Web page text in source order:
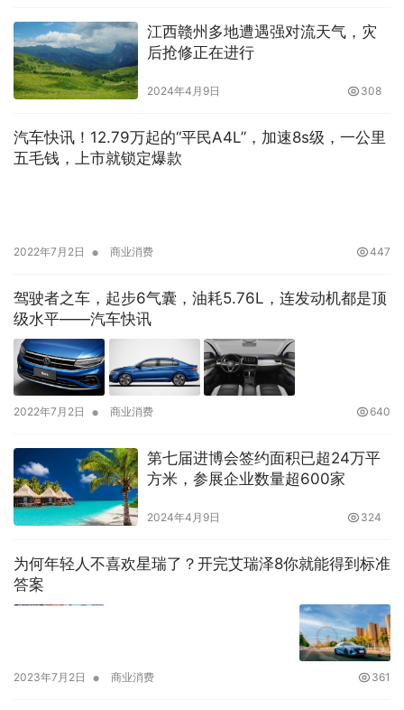
江西赣州多地遭遇强对流天气，灾
后抢修正在进行
2024年4月9日 308
汽车快讯！12.79万起的“平民A4L”，加速8s级，一公里
五毛钱，上市就锁定爆款
2022年7月2日 • 商业消费 447
驾驶者之车，起步6气囊，油耗5.76L，连发动机都是顶
级水平——汽车快讯
2022年7月2日 • 商业消费 640
第七届进博会签约面积已超24万平
方米，参展企业数量超600家
2024年4月9日 324
为何年轻人不喜欢星瑞了？开完艾瑞泽8你就能得到标准
答案
2023年7月2日 • 商业消费 361